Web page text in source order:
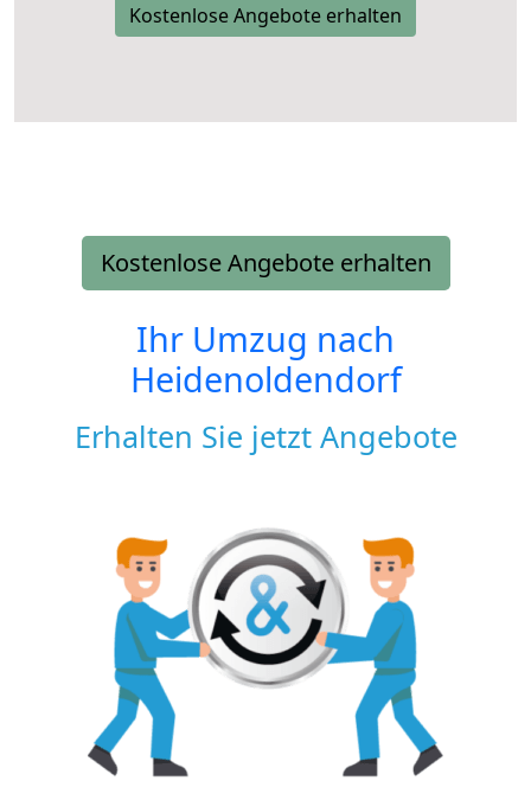
Kostenlose Angebote erhalten
Kostenlose Angebote erhalten
Ihr Umzug nach
Heidenoldendorf
Erhalten Sie jetzt Angebote